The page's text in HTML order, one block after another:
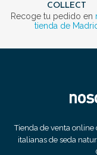
COLLECT
Recoge tu pedido en
tienda de
Tienda de venta online
italianas de seda